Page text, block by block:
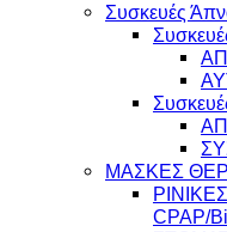
Συσκευές
ΜΑΣΚΕΣ
CPAP/